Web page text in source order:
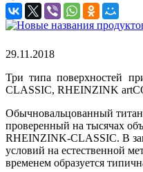
29.11.2018
Три типа поверхностей
CLASSIC, RHEINZINK
Обычновальцованный
проверенный на тысячах
RHEINZINK-CLASSIC. В
условий на естественной
временем образуется